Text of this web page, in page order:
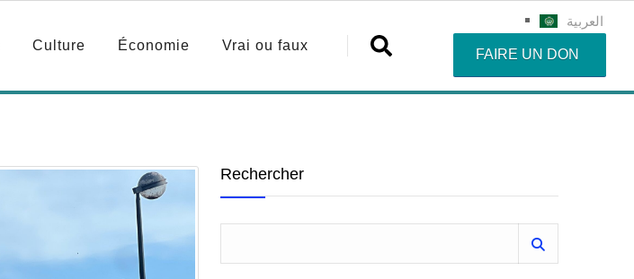
Culture Économie Vrai ou faux
العربية
FAIRE UN DON
Rechercher